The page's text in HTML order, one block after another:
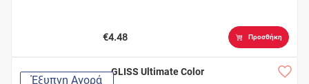
€4.48 Προσθήκη
Έξυπνη Αγορά
GLISS Ultimate Color